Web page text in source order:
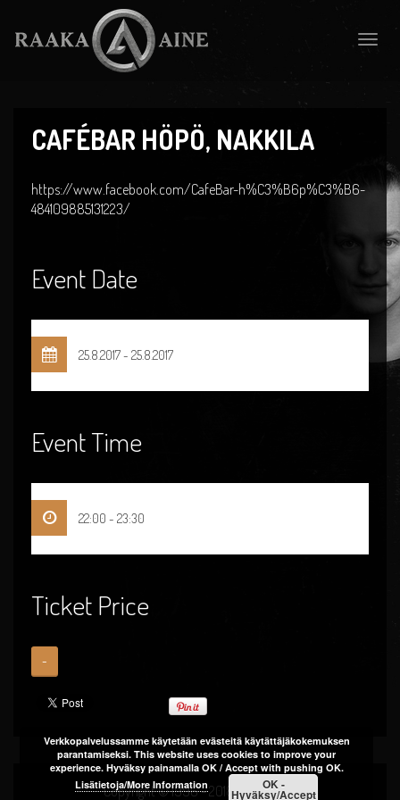
Toggle
CAFÉBAR HÖPÖ, NAKKILA
https://www.facebook.com/CafeBar-h%C3%B6p%C3%B6-
484109885131223/
Event Date
25.8.2017 - 25.8.2017
Event Time
22:00 - 23:30
Ticket Price
-
Copyright © 1996 - 2018 Raaka-Aine
Verkkopalvelussamme käytetään evästeitä käytättäjäkokemuksen
parantamiseksi. This website uses cookies to improve your
experience. Hyväksy painamalla OK / Accept with pushing OK.
Lisätietoja/More Information
OK -
Hyväksy/Accept